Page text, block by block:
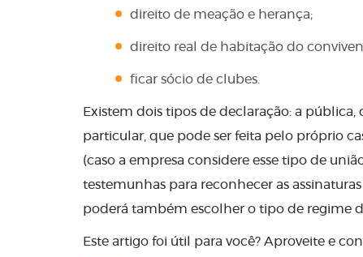
direito de meação e herança;
direito real de habitação do
ficar sócio de clubes.
Existem dois tipos de declaração: a
particular, que pode ser feita pelo próprio
(caso a empresa considere esse tipo de
testemunhas para reconhecer as
poderá também escolher o tipo de regime
Este artigo foi útil para você? Aproveite e